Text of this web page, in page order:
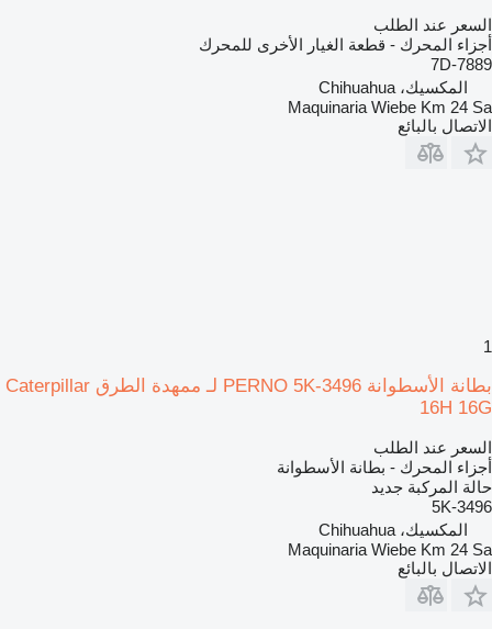
السعر عند الطلب
أجزاء المحرك - قطعة الغيار الأخرى للمحرك
7D-7889
المكسيك، Chihuahua
Maquinaria Wiebe Km 24 Sa
الاتصال بالبائع
1
بطانة الأسطوانة PERNO 5K-3496 لـ ممهدة الطرق Caterpillar
16H 16G
السعر عند الطلب
أجزاء المحرك - بطانة الأسطوانة
حالة المركبة جديد
5K-3496
المكسيك، Chihuahua
Maquinaria Wiebe Km 24 Sa
الاتصال بالبائع